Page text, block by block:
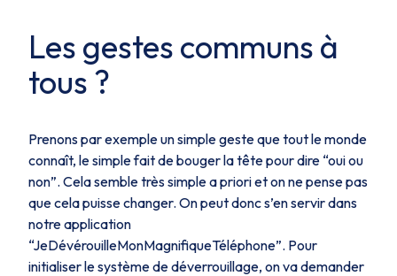
Les gestes communs à
tous ?
Prenons par exemple un simple geste que tout le monde
connaît, le simple fait de bouger la tête pour dire “oui ou
non”. Cela semble très simple a priori et on ne pense pas
que cela puisse changer. On peut donc s’en servir dans
notre application
“JeDévérouilleMonMagnifiqueTéléphone”. Pour
initialiser le système de déverrouillage, on va demander